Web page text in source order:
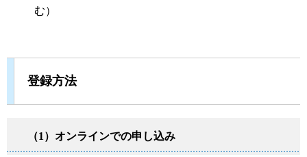
む）
登録方法
（1）オンラインでの申し込み